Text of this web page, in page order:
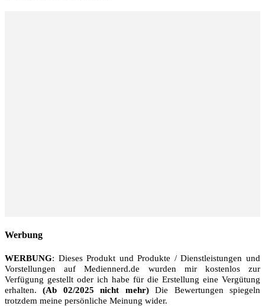
Werbung
WERBUNG: Dieses Produkt und Produkte / Dienstleistungen und
Vorstellungen auf Mediennerd.de wurden mir kostenlos zur
Verfügung gestellt oder ich habe für die Erstellung eine Vergütung
erhalten.(Ab 02/2025 nicht mehr)Die Bewertungen spiegeln
trotzdem meine persönliche Meinung wider.